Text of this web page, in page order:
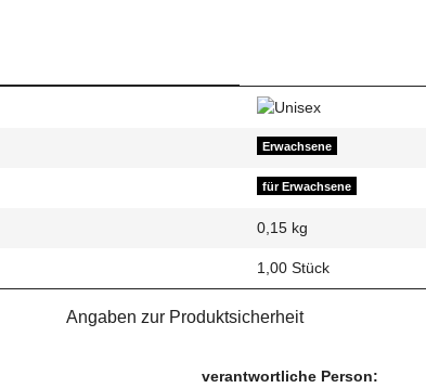
Erwachsene
für Erwachsene
0,15 kg
1,00 Stück
Angaben zur Produktsicherheit
verantwortliche Person: